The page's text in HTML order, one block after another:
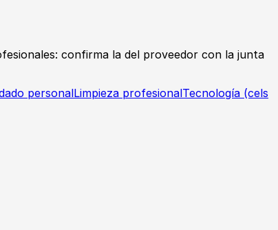
confirma la del proveedor con la junta
personalLimpieza profesionalTecnología (cels